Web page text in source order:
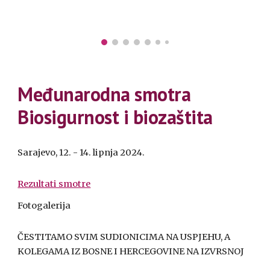
Međunarodna smotra
Biosigurnost i biozaštita
Sarajevo, 12. - 14. lipnja 2024.
Rezultati smotre
Fotogalerija
ČESTITAMO SVIM SUDIONICIMA NA USPJEHU, A
KOLEGAMA IZ BOSNE I HERCEGOVINE NA IZVRSNOJ